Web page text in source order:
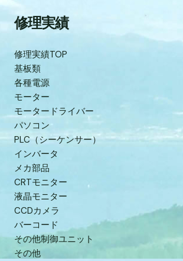
修理実績
修理実績TOP
基板類
各種電源
モーター
モータードライバー
パソコン
PLC（シーケンサー）
インバータ
メカ部品
CRTモニター
液晶モニター
CCDカメラ
バーコード
その他制御ユニット
その他